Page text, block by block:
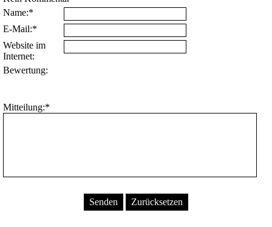
Name:*
E-Mail:*
Website im
Internet:
Bewertung:
Mitteilung:*